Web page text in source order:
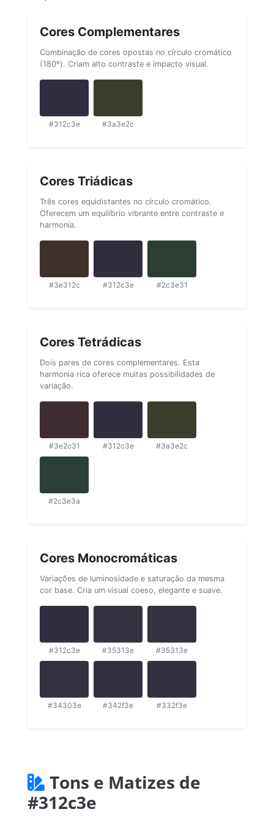
Cores Complementares
Combinação de cores opostas no círculo cromático
(180º). Criam alto contraste e impacto visual.
#312c3e #3a3e2c
Cores Triádicas
Três cores equidistantes no círculo cromático.
Oferecem um equilíbrio vibrante entre contraste e
harmonia.
#3e312c #312c3e #2c3e31
Cores Tetrádicas
Dois pares de cores complementares. Esta
harmonia rica oferece muitas possibilidades de
variação.
#3e2c31 #312c3e #3a3e2c
#2c3e3a
Cores Monocromáticas
Variações de luminosidade e saturação da mesma
cor base. Cria um visual coeso, elegante e suave.
#312c3e #35313e #35313e
#34303e #342f3e #332f3e
Tons e Matizes de
#312c3e